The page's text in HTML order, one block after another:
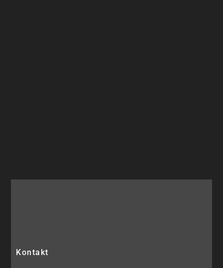
Kontakt